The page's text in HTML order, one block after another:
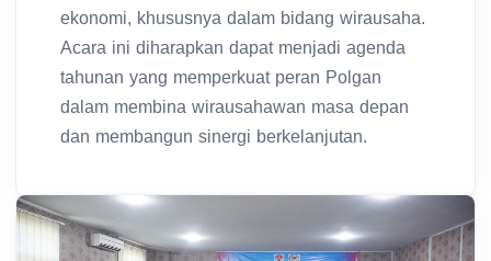
ekonomi, khususnya dalam bidang wirausaha.
Acara ini diharapkan dapat menjadi agenda
tahunan yang memperkuat peran Polgan
dalam membina wirausahawan masa depan
dan membangun sinergi berkelanjutan.